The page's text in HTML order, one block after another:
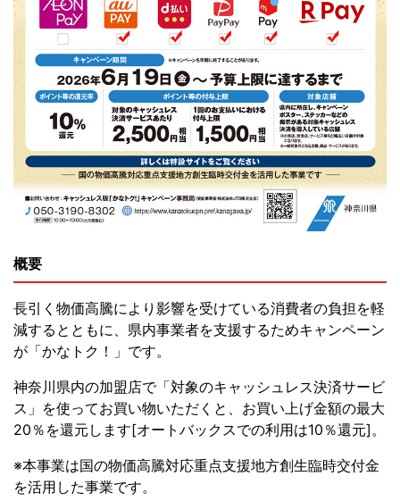
概要
長引く物価高騰により影響を受けている消費者の負担を軽
減するとともに、県内事業者を支援するためキャンペーン
が「かなトク！」です。
神奈川県内の加盟店で「対象のキャッシュレス決済サービ
ス」を使ってお買い物いただくと、お買い上げ金額の最大
20％を還元します[オートバックスでの利用は10％還元]。
※本事業は国の物価高騰対応重点支援地方創生臨時交付金
を活用した事業です。